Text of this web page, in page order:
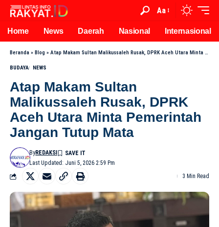
Aa
Home News Daerah Nasional Internasional
Beranda » Blog » Atap Makam Sultan Malikussaleh Rusak, DPRK Aceh Utara Minta Pemerintah Jangan Tutup Mata
BUDAYA NEWS
Atap Makam Sultan
Malikussaleh Rusak, DPRK
Aceh Utara Minta Pemerintah
Jangan Tutup Mata
Last Updated: Juni 5, 2026 2:59 Pm
ByREDAKSI
3 Min Read